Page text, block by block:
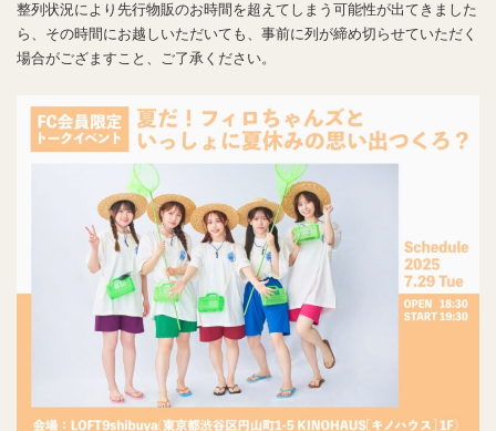
整列状況により先行物販のお時間を超えてしまう可能性が出てきました
ら、その時間にお越しいただいても、事前に列が締め切らせていただく
場合がござますこと、ご了承ください。